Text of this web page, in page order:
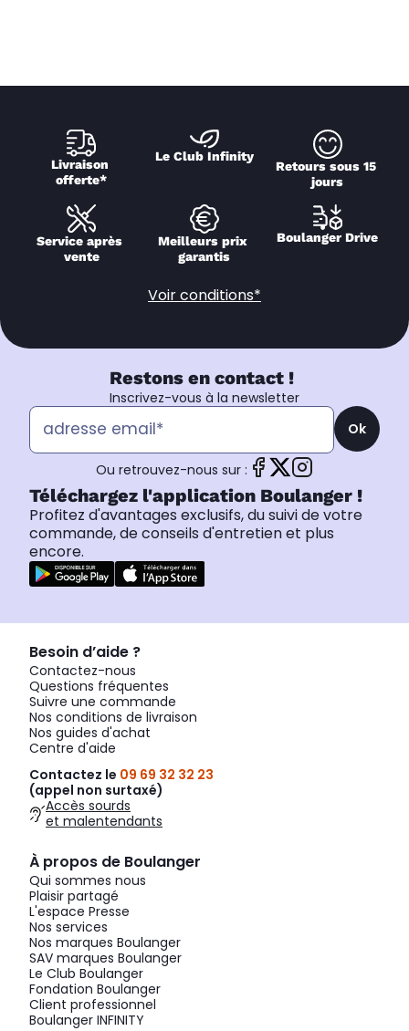
Livraison
offerte*
Le Club Infinity
Retours sous 15
jours
Service après
vente
Meilleurs prix
garantis
Boulanger Drive
Voir conditions*
Restons en contact !
Inscrivez-vous à la newsletter
Ok
Ou retrouvez-nous sur :
Téléchargez l'application Boulanger !
Profitez d'avantages exclusifs, du suivi de votre
commande, de conseils d'entretien et plus
encore.
Besoin d’aide ?
Contactez-nous
Questions fréquentes
Suivre une commande
Nos conditions de livraison
Nos guides d'achat
Centre d'aide
Contactez le 09 69 32 32 23
(appel non surtaxé)
Accès sourds
et malentendants
À propos de Boulanger
Qui sommes nous
Plaisir partagé
L'espace Presse
Nos services
Nos marques Boulanger
SAV marques Boulanger
Le Club Boulanger
Fondation Boulanger
Client professionnel
Boulanger INFINITY